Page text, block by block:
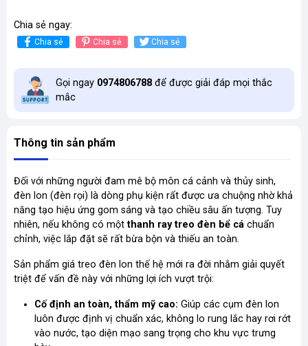
Chia sẻ ngay:
Chia sẻ Chia sẻ Chia sẻ
Gọi ngay 0974806788 để được giải đáp mọi thắc
mắc
Thông tin sản phẩm
Đối với những người đam mê bộ môn cá cảnh và thủy sinh,
đèn lon (đèn rọi) là dòng phụ kiện rất được ưa chuộng nhờ khả
năng tạo hiệu ứng gom sáng và tạo chiều sâu ấn tượng. Tuy
nhiên, nếu không có mộtthanh ray treo đèn bể cá chuẩn
chỉnh, việc lắp đặt sẽ rất bừa bộn và thiếu an toàn.
Sản phẩm giá treo đèn lon thế hệ mới ra đời nhằm giải quyết
triệt để vấn đề này với những lợi ích vượt trội:
Cố định an toàn, thẩm mỹ cao: Giúp các cụm đèn lon
luôn được định vị chuẩn xác, không lo rung lắc hay rơi rớt
vào nước, tạo diện mạo sang trọng cho khu vực trưng